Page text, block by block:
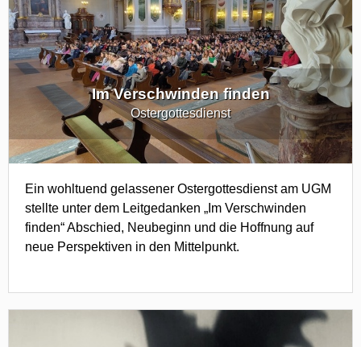
Im Verschwinden finden
Ostergottesdienst
Ein wohltuend gelassener Ostergottesdienst am UGM
stellte unter dem Leitgedanken „Im Verschwinden
finden“ Abschied, Neubeginn und die Hoffnung auf
neue Perspektiven in den Mittelpunkt.